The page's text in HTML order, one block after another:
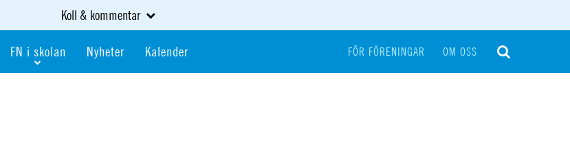
Koll & kommentar
FN i skolan Nyheter Kalender FÖR FÖRENINGAR OM OSS